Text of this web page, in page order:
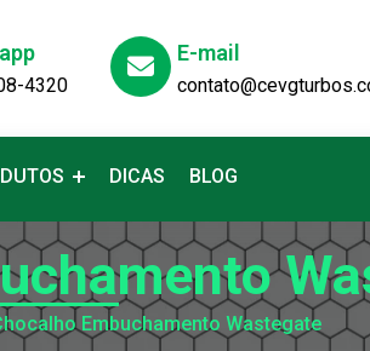
4320
E-mail
DICAS BLOG
Embuchamento Wastegate